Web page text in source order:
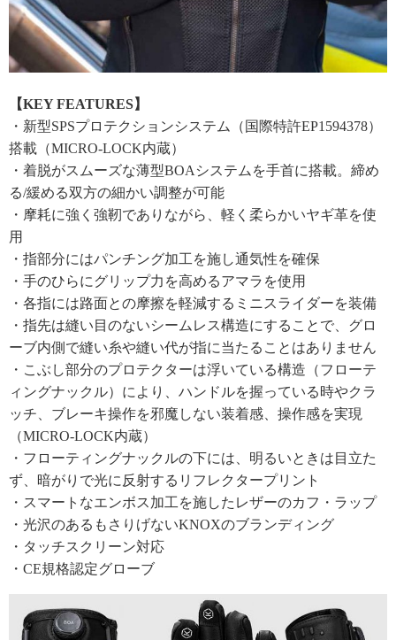
【KEY FEATURES】
・新型SPSプロテクションシステム（国際特許EP1594378）
搭載（MICRO-LOCK内蔵）
・着脱がスムーズな薄型BOAシステムを手首に搭載。締め
る/緩める双方の細かい調整が可能
・摩耗に強く強靭でありながら、軽く柔らかいヤギ革を使
用
・指部分にはパンチング加工を施し通気性を確保
・手のひらにグリップ力を高めるアマラを使用
・各指には路面との摩擦を軽減するミニスライダーを装備
・指先は縫い目のないシームレス構造にすることで、グロ
ーブ内側で縫い糸や縫い代が指に当たることはありません
・こぶし部分のプロテクターは浮いている構造（フローテ
ィングナックル）により、ハンドルを握っている時やクラ
ッチ、ブレーキ操作を邪魔しない装着感、操作感を実現
（MICRO-LOCK内蔵）
・フローティングナックルの下には、明るいときは目立た
ず、暗がりで光に反射するリフレクタープリント
・スマートなエンボス加工を施したレザーのカフ・ラップ
・光沢のあるもさりげないKNOXのブランディング
・タッチスクリーン対応
・CE規格認定グローブ